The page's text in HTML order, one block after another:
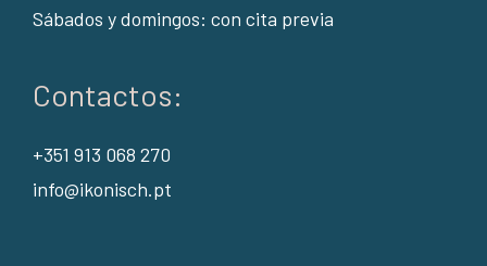
Sábados y domingos: con cita previa
Contactos:
+351 913 068 270
info@ikonisch.pt